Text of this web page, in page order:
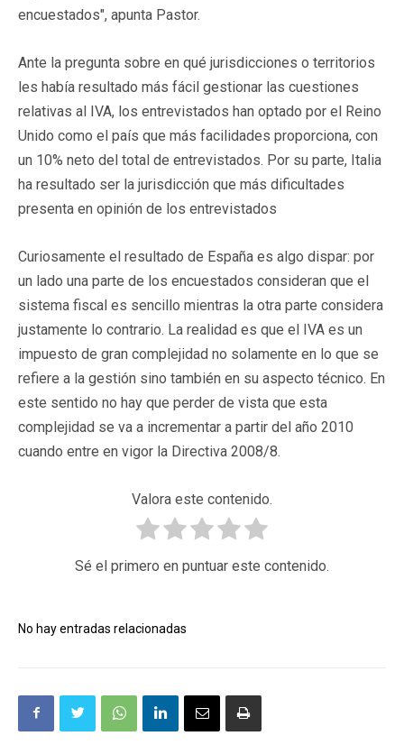
encuestados", apunta Pastor.
Ante la pregunta sobre en qué jurisdicciones o territorios
les había resultado más fácil gestionar las cuestiones
relativas al IVA, los entrevistados han optado por el Reino
Unido como el país que más facilidades proporciona, con
un 10% neto del total de entrevistados. Por su parte, Italia
ha resultado ser la jurisdicción que más dificultades
presenta en opinión de los entrevistados
Curiosamente el resultado de España es algo dispar: por
un lado una parte de los encuestados consideran que el
sistema fiscal es sencillo mientras la otra parte considera
justamente lo contrario. La realidad es que el IVA es un
impuesto de gran complejidad no solamente en lo que se
refiere a la gestión sino también en su aspecto técnico. En
este sentido no hay que perder de vista que esta
complejidad se va a incrementar a partir del año 2010
cuando entre en vigor la Directiva 2008/8.
Valora este contenido.
Sé el primero en puntuar este contenido.
No hay entradas relacionadas